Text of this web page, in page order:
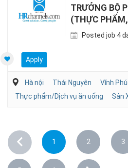
TRƯỞNG BỘ
(THỰC
ANH/NHẬT)
Posted job 4
Apply
Hà nội Thái Nguyên
Vĩnh
Thực phẩm/Dịch vụ ăn uống
Sản
1 2 3